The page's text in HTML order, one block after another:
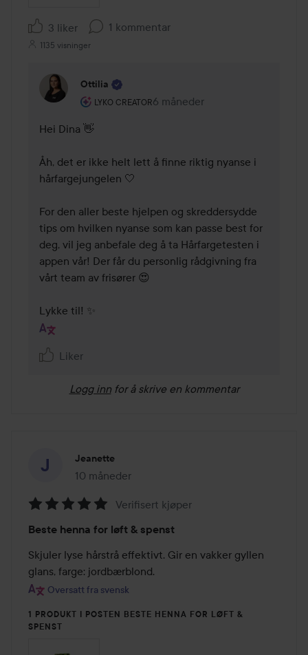
3 liker 1 kommentar
1135 visninger
Ottilia
LYKO CREATOR
Brukerens rolle: Lyko Creator.
6 måneder
Kommentaren lades 6 måneder
Hei Dina 👋
Åh, det er ikke helt lett å finne riktig nyanse i
hårfargejungelen 🤍
For den aller beste hjelpen og skreddersydde
tips om hvilken nyanse som kan passe best for
deg, vil jeg anbefale deg å ta Hårfargetesten i
appen vår! Der får du personlig rådgivning fra
vårt team av frisører 😍
Lykke til! ✨
Liker
Logg inn for å skrive en kommentar
Jeanette
10 måneder
Innlegget ble opprettet 10 måneder
5
av
5
Verifisert kjøper
Beste henna for løft & spenst
Skjuler lyse hårstrå effektivt. Gir en vakker gyllen
glans, farge: jordbærblond.
Oversatt fra svensk
1 PRODUKT I POSTEN BESTE HENNA FOR LØFT &
SPENST